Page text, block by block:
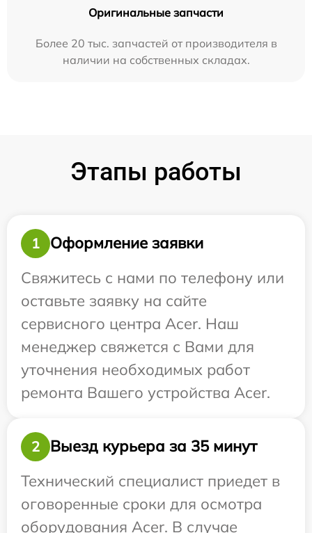
Оригинальные запчасти
Более 20 тыс. запчастей от производителя в
наличии на собственных складах.
Этапы работы
1
Оформление заявки
Свяжитесь с нами по телефону или
оставьте заявку на сайте
сервисного центра Acer. Наш
менеджер свяжется с Вами для
уточнения необходимых работ
ремонта Вашего устройства Acer.
2
Выезд курьера за 35 минут
Технический специалист приедет в
оговоренные сроки для осмотра
оборудования Acer. В случае